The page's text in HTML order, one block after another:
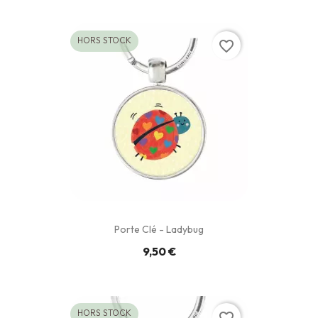
Porte Clé - Ladybug
9,50 €
HORS STOCK favorite_border
HORS STOCK